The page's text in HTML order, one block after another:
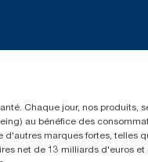
Chaque jour, nos
au bénéfice des
marques fortes,
net de 13 milliards